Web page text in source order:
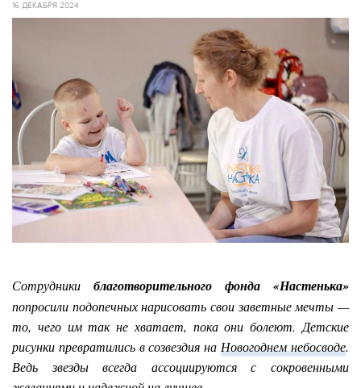
16 ДЕКАБРЯ 2024
Сотрудники благотворительного фонда «Настенька»
попросили подопечных нарисовать свои заветные мечты —
то, чего им так не хватает, пока они болеют. Детские
рисунки превратились в созвездия на Новогоднем небосводе.
Ведь звезды всегда ассоциируются с сокровенными